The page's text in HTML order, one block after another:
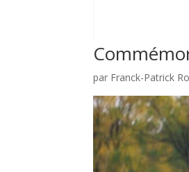
par Franck-Patrick